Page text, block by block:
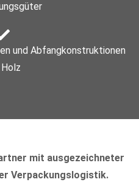
und Abfangkonstruktionen
mit ausgezeichneter
Verpackungslogistik.